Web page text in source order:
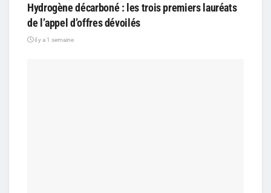
Hydrogène décarboné : les trois premiers lauréats
de l’appel d’offres dévoilés
il y a 1 semaine